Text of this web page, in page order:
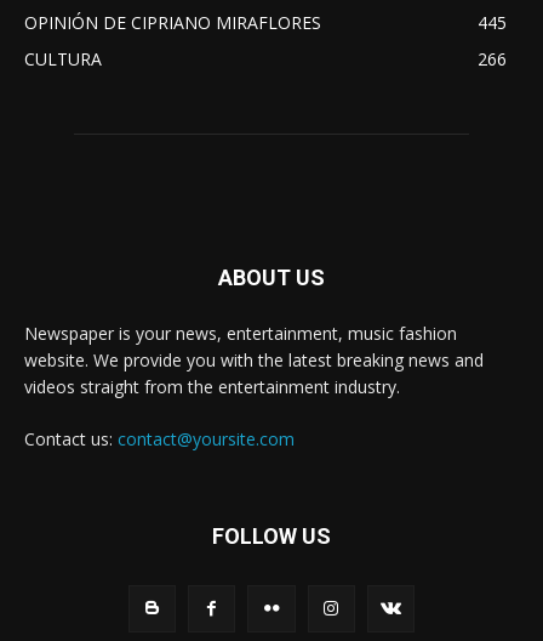
OPINIÓN DE CIPRIANO MIRAFLORES
445
CULTURA
266
ABOUT US
Newspaper is your news, entertainment, music fashion
website. We provide you with the latest breaking news and
videos straight from the entertainment industry.
Contact us: contact@yoursite.com
FOLLOW US